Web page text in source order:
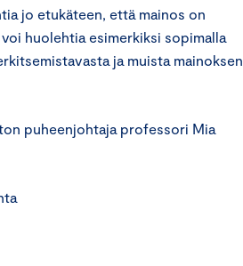
jo etukäteen, että mainos on
huolehtia esimerkiksi sopimalla
ja muista mainoksen
puheenjohtaja professori Mia